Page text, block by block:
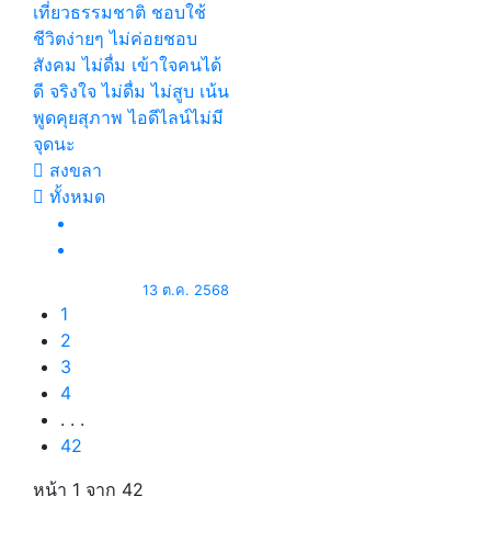
เที่ยวธรรมชาติ ชอบใช้
ชีวิตง่ายๆ ไม่ค่อยชอบ
สังคม ไม่ดื่ม เข้าใจคนได้
ดี จริงใจ ไม่ดื่ม ไม่สูบ เน้น
พูดคุยสุภาพ ไอดีไลน์ไม่มี
จุดนะ
สงขลา
ทั้งหมด
13 ต.ค. 2568
1
2
3
4
. . .
42
หน้า 1 จาก 42